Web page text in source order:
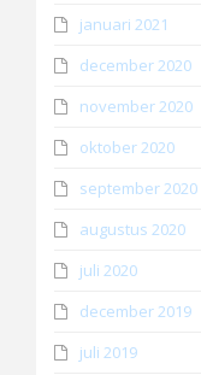
januari 2021
december 2020
november 2020
oktober 2020
september 2020
augustus 2020
juli 2020
december 2019
juli 2019